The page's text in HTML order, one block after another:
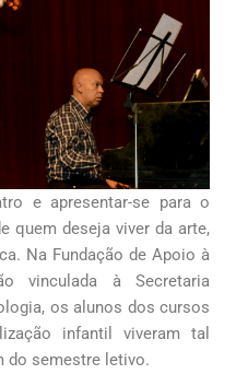
e apresentar-se para o
quem deseja viver da arte,
Na Fundação de Apoio à
vinculada à Secretaria
os alunos dos cursos
infantil viveram tal
do semestre letivo.